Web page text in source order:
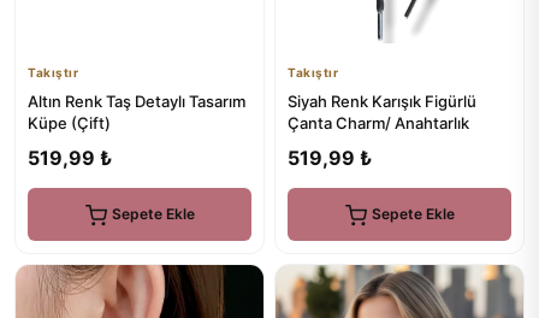
Takıştır
Altın Renk Taş Detaylı Tasarım
Küpe (Çift)
519,99 ₺
Sepete Ekle
Takıştır
Siyah Renk Karışık Figürlü
Çanta Charm/ Anahtarlık
519,99 ₺
Sepete Ekle